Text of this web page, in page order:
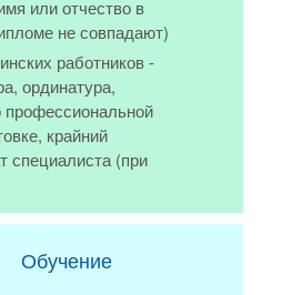
или отчество в
не совпадают)
работников -
ординатура,
крайний
специалиста (при
Обучение